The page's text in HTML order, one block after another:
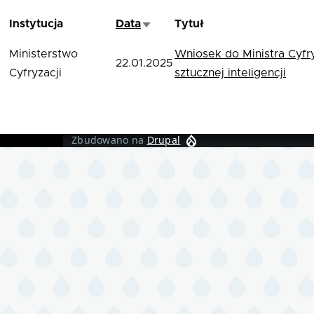
Instytucja DataSortuj rosnąco
Tytuł
Ministerstwo
Cyfryzacji
22.01.2025
Wniosek do Ministra
sztucznej inteligencji
Zbudowano na Drupal